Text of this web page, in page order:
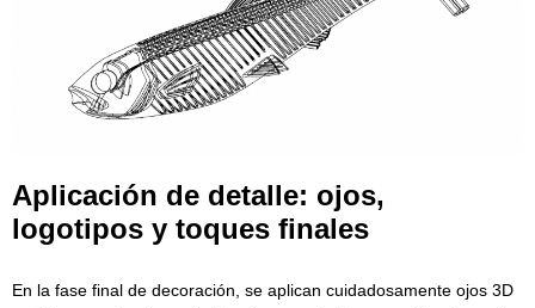
Aplicación de detalle: ojos,
logotipos y toques finales
En la fase final de decoración, se aplican cuidadosamente ojos 3D